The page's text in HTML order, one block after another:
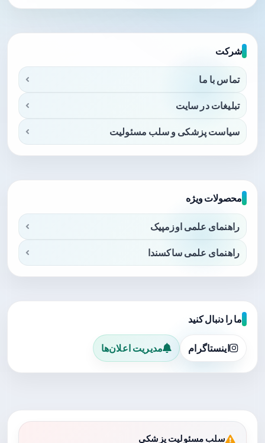
شرکت
تماس با ما
تبلیغات در سایت
سیاست پزشکی و سلب مسئولیت
محصولات ویژه
راهنمای علمی اوزمپیک
راهنمای علمی ساکسندا
ما را دنبال کنید
اینستاگرام مدیریت اعلان‌ها
سلب مسئولیت پزشکی